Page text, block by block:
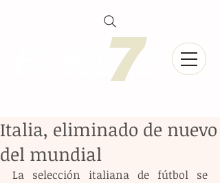
Italia, eliminado de nuevo
del mundial
La selección italiana de fútbol se